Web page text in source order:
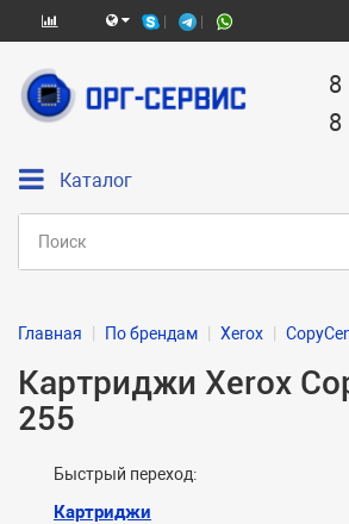
8
8
Каталог
Главная По брендам Xerox
Картриджи Xerox
255
Быстрый переход:
Картриджи